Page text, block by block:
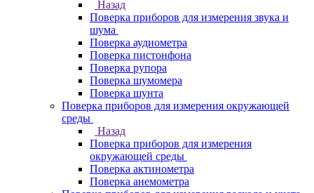
Назад
Поверка приборов для измерения звука и
шума
Поверка аудиометра
Поверка пистонфона
Поверка рупора
Поверка шумомера
Поверка шунта
Поверка приборов для измерения окружающей
среды
Назад
Поверка приборов для измерения
окружающей среды
Поверка актинометра
Поверка анемометра